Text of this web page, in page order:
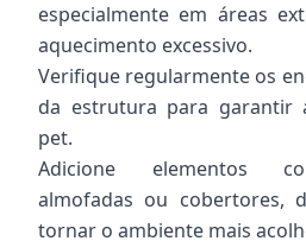
especialmente em áreas
aquecimento excessivo.
Verifique regularmente os
da estrutura para garantir
pet.
Adicione elementos
almofadas ou cobertores,
tornar o ambiente mais